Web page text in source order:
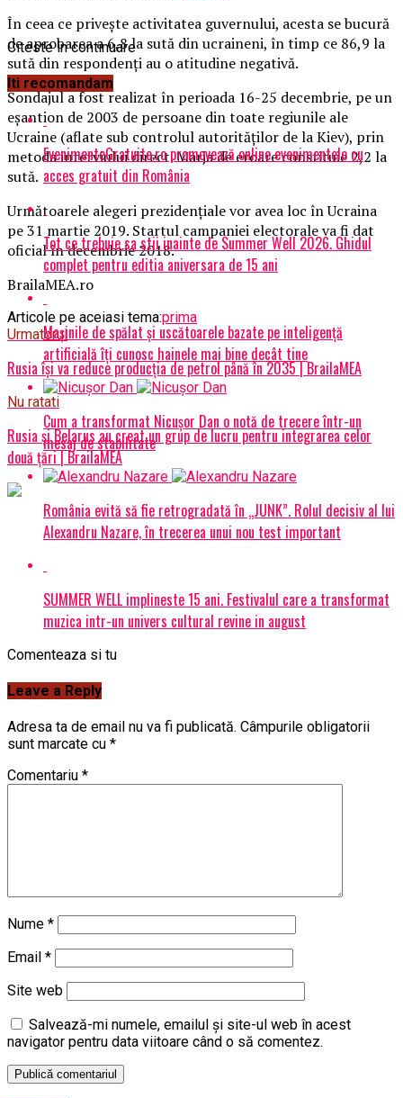
În ceea ce privește activitatea guvernului, acesta se bucură
de aprobarea a 6,8 la sută din ucraineni, în timp ce 86,9 la
sută din respondenți au o atitudine negativă.
Sondajul a fost realizat în perioada 16-25 decembrie, pe un
eșantion de 2003 de persoane din toate regiunile ale
Ucraine (aflate sub controlul autorităților de la Kiev), prin
metoda interviului direct. Marja de eroare constituie 2,2 la
sută.
Următoarele alegeri prezidențiale vor avea loc în Ucraina
pe 31 martie 2019. Startul campaniei electorale va fi dat
oficial în decembrie 2018.
BrailaMEA.ro
Articole pe aceiasi tema:prima
Urmatorul
Rusia își va reduce producția de petrol până în 2035 | BrailaMEA
Nu ratati
Rusia și Belarus au creat un grup de lucru pentru integrarea celor
două țări | BrailaMEA
Citeste in continuare
Iti recomandam
EvenimenteGratuite.ro promovează online evenimentele cu
acces gratuit din România
Tot ce trebuie sa stii inainte de Summer Well 2026. Ghidul
complet pentru editia aniversara de 15 ani
Mașinile de spălat și uscătoarele bazate pe inteligență
artificială îți cunosc hainele mai bine decât tine
Cum a transformat Nicușor Dan o notă de trecere într-un
mesaj de stabilitate
România evită să fie retrogradată în „JUNK”. Rolul decisiv al lui
Alexandru Nazare, în trecerea unui nou test important
SUMMER WELL implineste 15 ani. Festivalul care a transformat
muzica intr-un univers cultural revine in august
Comenteaza si tu
Leave a Reply
Adresa ta de email nu va fi publicată. Câmpurile obligatorii
sunt marcate cu *
Comentariu *
Nume *
Email *
Site web
Salvează-mi numele, emailul și site-ul web în acest
navigator pentru data viitoare când o să comentez.